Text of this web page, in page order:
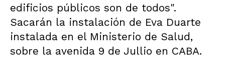
edificios públicos son de todos".
Sacarán la instalación de Eva Duarte
instalada en el Ministerio de Salud,
sobre la avenida 9 de Jullio en CABA.